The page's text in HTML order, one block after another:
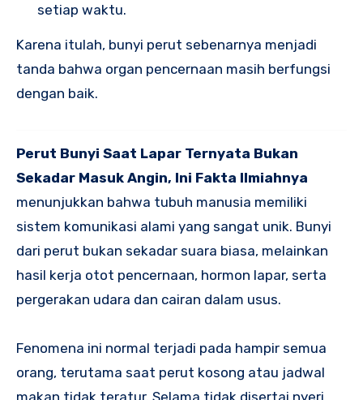
setiap waktu.
Karena itulah, bunyi perut sebenarnya menjadi
tanda bahwa organ pencernaan masih berfungsi
dengan baik.
Perut Bunyi Saat Lapar Ternyata Bukan
Sekadar Masuk Angin, Ini Fakta Ilmiahnya
menunjukkan bahwa tubuh manusia memiliki
sistem komunikasi alami yang sangat unik. Bunyi
dari perut bukan sekadar suara biasa, melainkan
hasil kerja otot pencernaan, hormon lapar, serta
pergerakan udara dan cairan dalam usus.
Fenomena ini normal terjadi pada hampir semua
orang, terutama saat perut kosong atau jadwal
makan tidak teratur. Selama tidak disertai nyeri